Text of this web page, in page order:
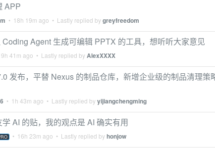
APP
• 18h 19m ago • Lastly replied bygreyfreedom
Coding Agent 生成可编辑 PPTX 的工具，想听听大家意见
41m ago • Lastly replied byAlexXXXX
发布，平替 Nexus 的制品仓库，新增企业级的制品清理策
• 1h 43m ago • Lastly replied byyijiangchengming
AI 的贴，我的观点是 AI 确实有用
• 16h 23m ago • Lastly replied byhonjow